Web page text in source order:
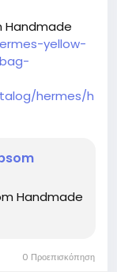
Handmade
yellow-
hermes/h
handmade-
Handmade
0 Προεπισκόπηση